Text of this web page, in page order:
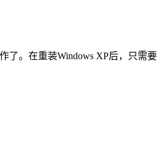
了。在重装Windows XP后，只需要